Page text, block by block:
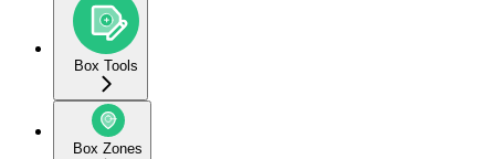
Box Tools
Box Zones